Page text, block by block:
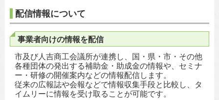
配信情報について
事業者向けの情報を配信
市及び人吉商工会議所が連携し、国・県・市・その他
各種団体の発出する補助金・助成金の情報や、セミナ
ー・研修の開催案内などの情報配信します。
従来の広報誌や会報などで情報収集手段と比較し、タ
イムリーに情報を受け取ることが可能です。